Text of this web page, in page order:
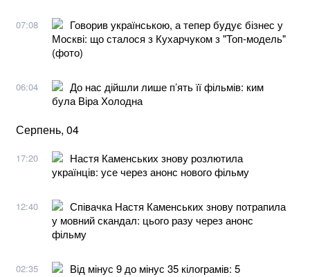
07:08
Говорив українською, а тепер будує бізнес у
Москві: що сталося з Кухарчуком з "Топ-модель"
(фото)
06:04
До нас дійшли лише п’ять її фільмів: ким
була Віра Холодна
Серпень, 04
17:20
Настя Каменських знову розлютила
українців: усе через анонс нового фільму
12:40
Співачка Настя Каменських знову потрапила
у мовний скандал: цього разу через анонс
фільму
02:35
Від мінус 9 до мінус 35 кілограмів: 5